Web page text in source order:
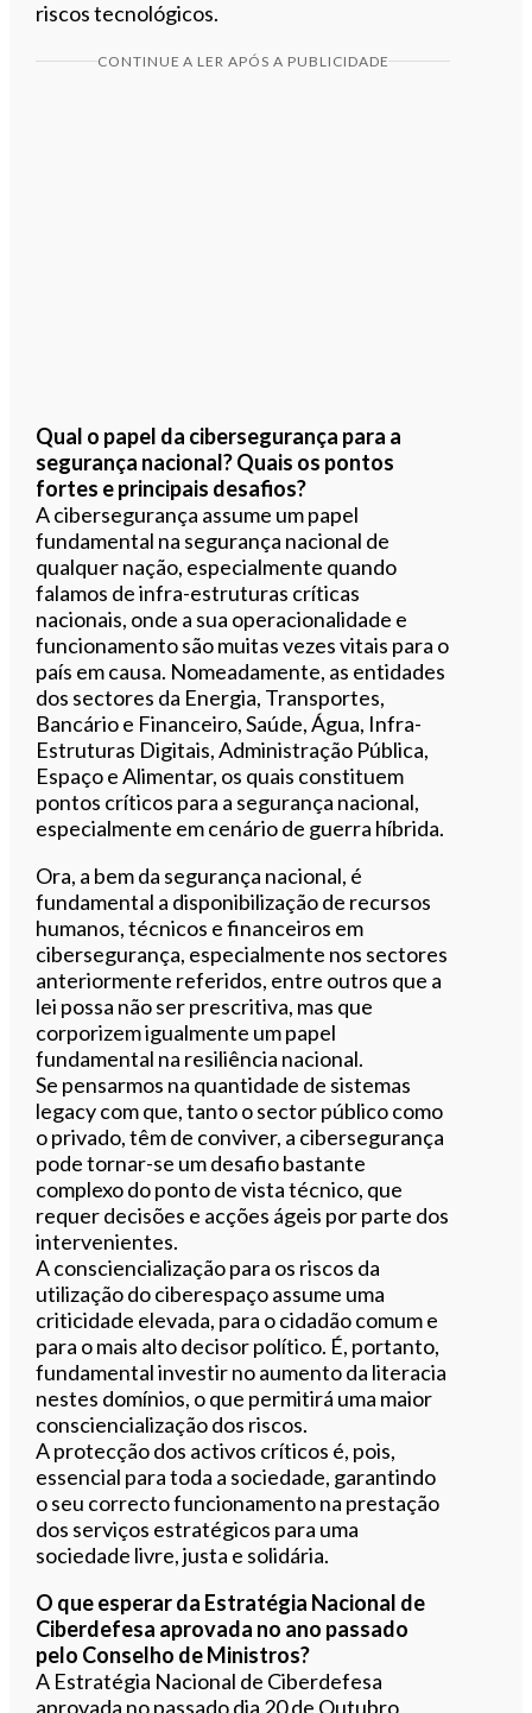
riscos tecnológicos.
CONTINUE A LER APÓS A PUBLICIDADE
Qual o papel da cibersegurança para a
segurança nacional? Quais os pontos
fortes e principais desafios?
A cibersegurança assume um papel
fundamental na segurança nacional de
qualquer nação, especialmente quando
falamos de infra-estruturas críticas
nacionais, onde a sua operacionalidade e
funcionamento são muitas vezes vitais para o
país em causa. Nomeadamente, as entidades
dos sectores da Energia, Transportes,
Bancário e Financeiro, Saúde, Água, Infra-
Estruturas Digitais, Administração Pública,
Espaço e Alimentar, os quais constituem
pontos críticos para a segurança nacional,
especialmente em cenário de guerra híbrida.
Ora, a bem da segurança nacional, é
fundamental a disponibilização de recursos
humanos, técnicos e financeiros em
cibersegurança, especialmente nos sectores
anteriormente referidos, entre outros que a
lei possa não ser prescritiva, mas que
corporizem igualmente um papel
fundamental na resiliência nacional.
Se pensarmos na quantidade de sistemas
legacy com que, tanto o sector público como
o privado, têm de conviver, a cibersegurança
pode tornar-se um desafio bastante
complexo do ponto de vista técnico, que
requer decisões e acções ágeis por parte dos
intervenientes.
A consciencialização para os riscos da
utilização do ciberespaço assume uma
criticidade elevada, para o cidadão comum e
para o mais alto decisor político. É, portanto,
fundamental investir no aumento da literacia
nestes domínios, o que permitirá uma maior
consciencialização dos riscos.
A protecção dos activos críticos é, pois,
essencial para toda a sociedade, garantindo
o seu correcto funcionamento na prestação
dos serviços estratégicos para uma
sociedade livre, justa e solidária.
O que esperar da Estratégia Nacional de
Ciberdefesa aprovada no ano passado
pelo Conselho de Ministros?
A Estratégia Nacional de Ciberdefesa
aprovada no passado dia 20 de Outubro